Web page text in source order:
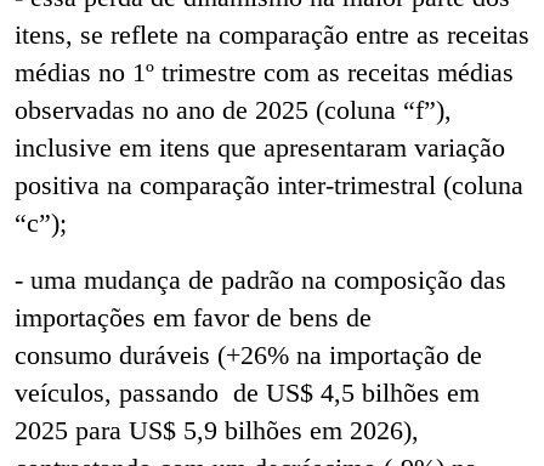
itens, se reflete na comparação entre as receitas
médias no 1º trimestre com as receitas médias
observadas no ano de 2025 (coluna “f”),
inclusive em itens que apresentaram variação
positiva na comparação inter-trimestral (coluna
“c”);
- uma mudança de padrão na composição das
importações em favor de bens de
consumo duráveis (+26% na importação de
veículos, passando de US$ 4,5 bilhões em
2025 para US$ 5,9 bilhões em 2026),